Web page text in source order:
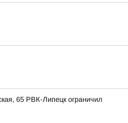
65 РВК-Липецк ограничил